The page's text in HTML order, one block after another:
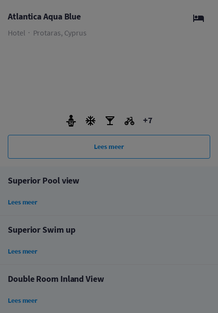
Atlantica Aqua Blue
Hotel Protaras, Cyprus
+7
Lees meer
Superior Pool view
Lees meer
Superior Swim up
Lees meer
Double Room Inland View
Lees meer